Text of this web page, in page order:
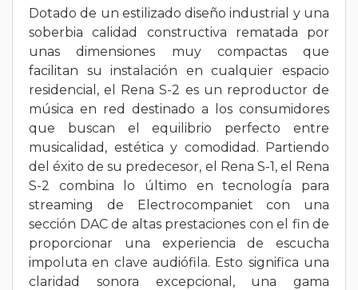
Dotado de un estilizado diseño industrial y una
soberbia calidad constructiva rematada por
unas dimensiones muy compactas que
facilitan su instalación en cualquier espacio
residencial, el Rena S-2 es un reproductor de
música en red destinado a los consumidores
que buscan el equilibrio perfecto entre
musicalidad, estética y comodidad. Partiendo
del éxito de su predecesor, el Rena S-1, el Rena
S-2 combina lo último en tecnología para
streaming de Electrocompaniet con una
sección DAC de altas prestaciones con el fin de
proporcionar una experiencia de escucha
impoluta en clave audiófila. Esto significa una
claridad sonora excepcional, una gama